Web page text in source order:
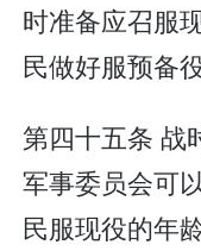
时准备应召服
民做好服预备
第四十五条 战
军事委员会可
民服现役的年